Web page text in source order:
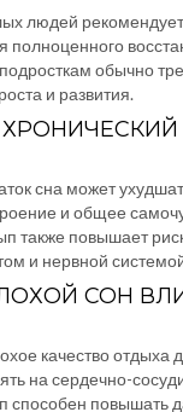
людей
полноценного
обычно
и развития.
сна может
и общее
также повышает
и нервной
СОН
качество отдыха
на сердечно-
способен повышать